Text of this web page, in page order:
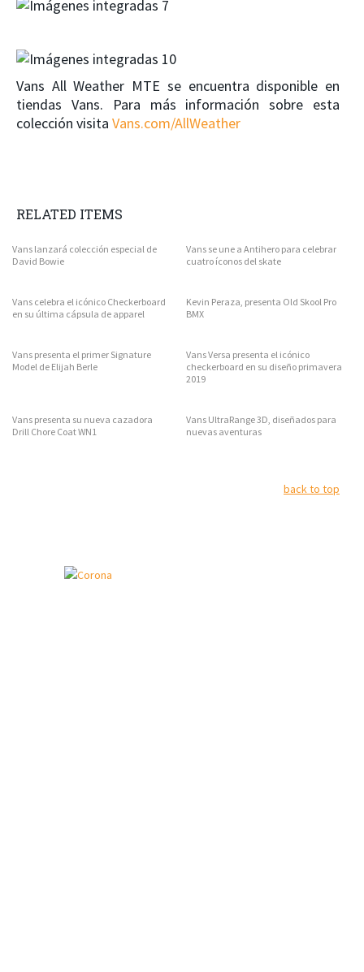
Vans All Weather MTE se encuentra disponible en
tiendas Vans. Para más información sobre esta
colección visita Vans.com/AllWeather
RELATED ITEMS
Vans lanzará colección especial de
David Bowie
Vans se une a Antihero para celebrar
cuatro íconos del skate
Vans celebra el icónico Checkerboard
en su última cápsula de apparel
Kevin Peraza, presenta Old Skool Pro
BMX
Vans presenta el primer Signature
Model de Elijah Berle
Vans Versa presenta el icónico
checkerboard en su diseño primavera
2019
Vans presenta su nueva cazadora
Drill Chore Coat WN1
Vans UltraRange 3D, diseñados para
nuevas aventuras
back to top